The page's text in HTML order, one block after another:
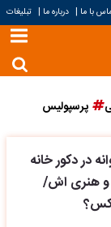
با ما | درباره ما | تبلیغات
پرسپولیس
پروانه در دکور خانه
هنری اش/